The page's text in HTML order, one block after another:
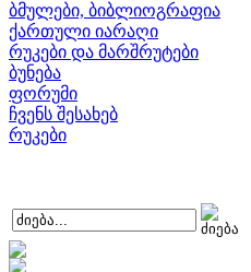
ბმულები, ბიბლიოგრაფია
ქართული იარაღი
რუკები და მარშრუტები
ბუნება
ფორუმი
ჩვენს შესახებ
რუკები